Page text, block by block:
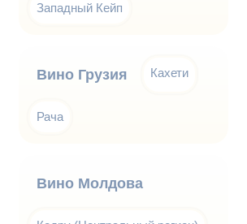
Западный Кейп
Вино Грузия Кахети
Рача
Вино Молдова